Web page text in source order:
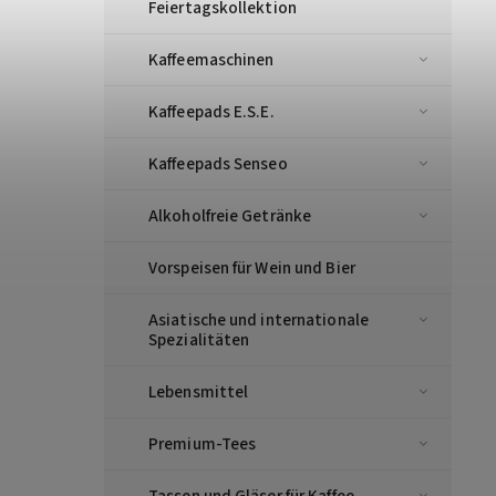
Feiertagskollektion
Kaffeemaschinen
Kaffeepads E.S.E.
Kaffeepads Senseo
Alkoholfreie Getränke
Vorspeisen für Wein und Bier
Asiatische und internationale
Spezialitäten
Lebensmittel
Premium-Tees